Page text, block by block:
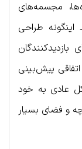
مجسمه‌های
طراحی
پیش‌بینی
عادی به خود
و فضای بسیار